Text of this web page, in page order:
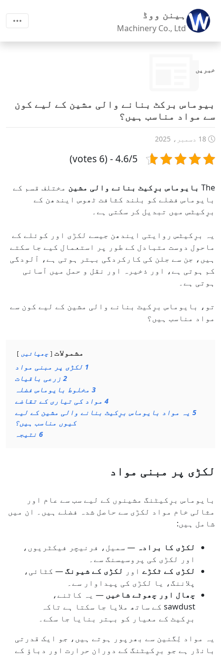
ہینن ووڈ
Machinery Co., Ltd
خبریں
بیوماس برکٹ بنانے والی مشین کے لیے کون
سے مواد مناسب ہیں؟
4.6/5 - (6 votes)
The بایوماس برِکیٹ بنانے والی مشین مختلف قسم کے
بایوماس فضلے کو بلند کثافت ٹھوس ایندھن کے
برِکیٹس میں تبدیل کر سکتی ہے۔
یہ برِکیٹس روایتی ایندھن جیسے لکڑی اور کوئلے کے
ماحول دوست متبادل کے طور پر استعمال کیے جا سکتے
ہیں، جن سے جلن کی کارکردگی بہتر ہوتی ہے، آلودگی
کم ہوتی ہے، اور ذخیرہ اور نقل و حمل میں آسانی
ہوتی ہے۔
تو، بایوماس برِکیٹ بنانے والی مشین کے لیے کون سے
مواد مناسب ہیں؟
مشمولات چھپائیں
1 لکڑی پر مبنی مواد
2 زرعی باقیات
3 مخلوط بایوماس فضلہ
4 مواد کی تیاری کے تقاضے
5 یہ مواد بایوماس برِکیٹ بنانے والی مشین کے لیے
کیوں مناسب ہیں؟
6 نتیجہ
لکڑی پر مبنی مواد
بایوماس برِکیٹنگ مشینوں کے لیے سب سے عام اور
مثالی خام مواد لکڑی سے حاصل شدہ فضلے ہیں۔ ان میں
شامل ہیں:
لکڑی کا برادہ — سمیل، فرنیچر فیکٹریوں،
اور لکڑی کی پروسیسنگ سے۔
لکڑی کے ٹکڑے اور لکڑی کے شیونگ— کٹائی،
پلاننگ، یا لکڑی کی پیداوار سے۔
چھال اور چھوٹے شاخیں — یہ کاٹنے،
sawdust کے ساتھ ملایا جا سکتا ہے تاکہ
برِکیٹ کے معیار کو بہتر بنایا جا سکے۔
یہ مواد لِگنین سے بھرپور ہوتے ہیں، جو ایک قدرتی
بانڈر ہے جو برِکیٹنگ کے دوران حرارت اور دباؤ کے